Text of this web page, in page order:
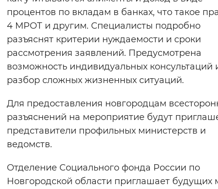
процентов по вкладам в банках, что такое
4 МРОТ и другим. Специалисты подробно
разъяснят критерии нуждаемости и сроки
рассмотрения заявлений. Предусмотрена
возможность индивидуальных консультаций
разбор сложных жизненных ситуаций.
Для предоставления новгородцам
разъяснений на мероприятие будут
представители профильных министерств и
ведомств.
Отделение Социального фонда России по
Новгородской области приглашает будущих